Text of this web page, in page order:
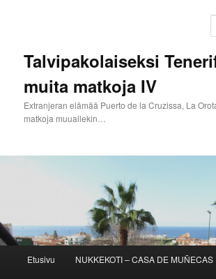
Talvipakolaiseksi
muita matkoja IV
Extranjeran elämää Puerto de la Cruzissa, La
matkoja muuallekin…
Etusivu NUKKEKOTI – CASA DE MUÑECAS